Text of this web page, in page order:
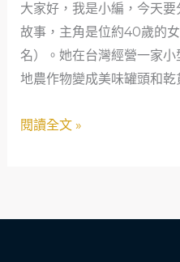
大家好，我是小編，今天
故事，主角是位約40歲的
名）。她在台灣經營一家
地農作物變成美味罐頭和乾
下
的
重
生：
位
閱讀全文 »